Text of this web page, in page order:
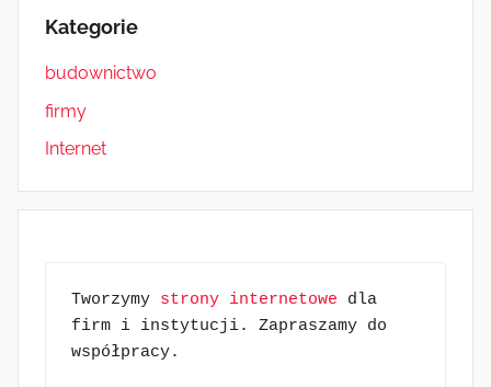
Kategorie
budownictwo
firmy
Internet
Tworzymy strony internetowe dla
firm i instytucji. Zapraszamy do
współpracy.